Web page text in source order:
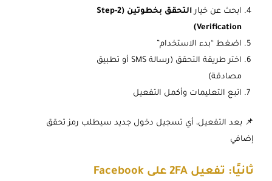
ابحث عن خيار
التحقق بخطوتين (2-Step
Verification)
اضغط “بدء الاستخدام”
اختر طريقة التحقق (رسالة SMS أو تطبيق
مصادقة)
اتبع التعليمات وأكمل التفعيل
📌 بعد التفعيل، أي تسجيل دخول جديد سيطلب رمز تحقق
إضافي
ثانيًا: تفعيل 2FA على Facebook